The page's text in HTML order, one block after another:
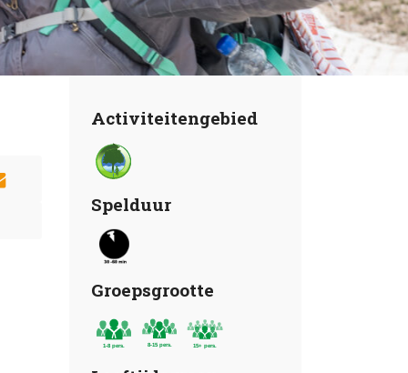
Activiteitengebied
Spelduur
Groepsgrootte